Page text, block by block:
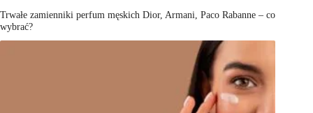
Trwałe zamienniki perfum męskich Dior, Armani, Paco Rabanne – co
wybrać?